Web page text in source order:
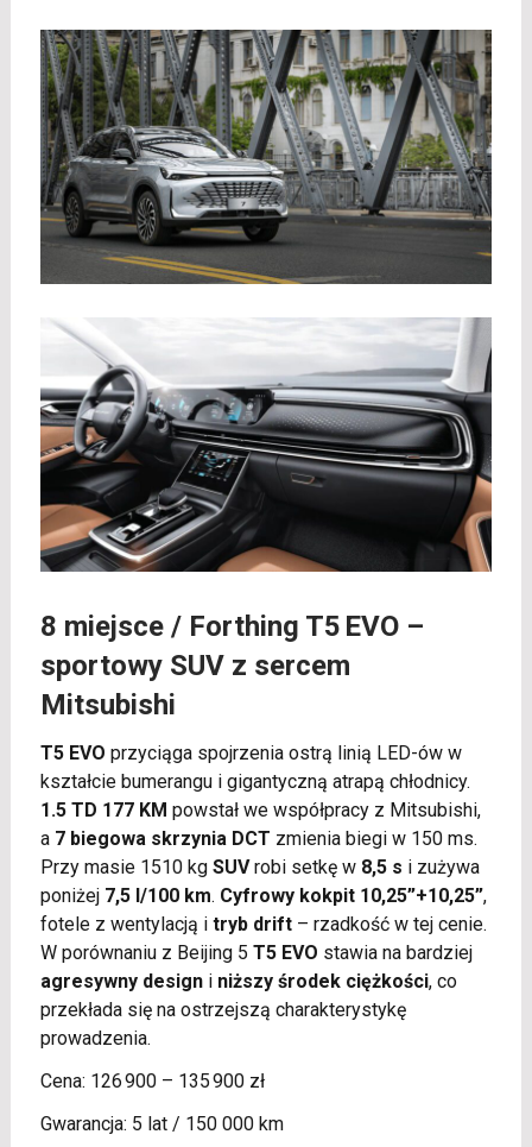
8 miejsce / Forthing T5 EVO–
sportowy SUV z sercem
Mitsubishi
T5 EVO przyciąga spojrzenia ostrą linią LED-ów w
kształcie bumerangu i gigantyczną atrapą chłodnicy.
1.5 TD 177 KM powstał we współpracy z Mitsubishi,
a 7 biegowa skrzynia DCT zmienia biegi w 150 ms.
Przy masie 1510 kg SUVrobi setkę w 8,5 s i zużywa
poniżej 7,5 l/100 km. Cyfrowy kokpit 10,25”+10,25”,
fotele z wentylacją i tryb drift– rzadkość w tej cenie.
W porównaniu z Beijing 5 T5 EVO stawia na bardziej
agresywny designi niższy środek ciężkości, co
przekłada się na ostrzejszą charakterystykę
prowadzenia.
Cena: 126 900 – 135 900 zł
Gwarancja: 5 lat / 150 000 km